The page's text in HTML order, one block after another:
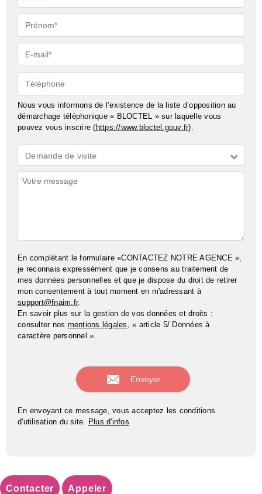
Prénom*
E-
mail*
Téléphone
Nous vous informons de l’existence de la liste d’opposition au
démarchage téléphonique « BLOCTEL » sur laquelle vous
pouvez vous inscrire (https://www.bloctel.gouv.fr).
Demande
*
Demande de visite
Commentaires
En complétant le formulaire «CONTACTEZ NOTRE AGENCE »,
je reconnais expressément que je consens au traitement de
mes données personnelles et que je dispose du droit de retirer
mon consentement à tout moment en m'adressant à
support@fnaim.fr.
En savoir plus sur la gestion de vos données et droits :
consulter nos mentions légales , « article 5/ Données à
caractère personnel ».
En envoyant ce message, vous acceptez les conditions
d'utilisation du site. Plus d'infos
Contacter Appeler